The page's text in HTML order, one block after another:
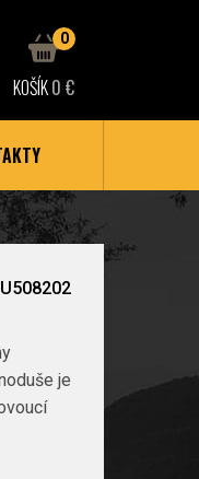
0
KOŠÍK0 €
je